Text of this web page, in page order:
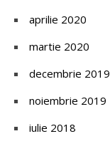
aprilie 2020
martie 2020
decembrie 2019
noiembrie 2019
iulie 2018